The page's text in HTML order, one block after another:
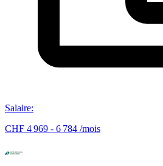
Salaire:
CHF 4 969 - 6 784 /mois